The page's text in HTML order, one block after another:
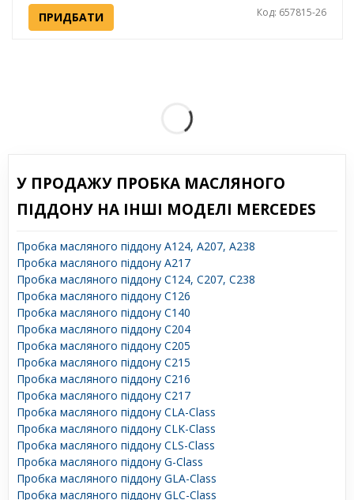
ПРИДБАТИ Код: 657815-26
У ПРОДАЖУ ПРОБКА МАСЛЯНОГО
ПІДДОНУ НА ІНШІ МОДЕЛІ MERCEDES
Пробка масляного піддону A124, A207, A238
Пробка масляного піддону A217
Пробка масляного піддону C124, C207, C238
Пробка масляного піддону C126
Пробка масляного піддону C140
Пробка масляного піддону C204
Пробка масляного піддону C205
Пробка масляного піддону C215
Пробка масляного піддону C216
Пробка масляного піддону C217
Пробка масляного піддону CLA-Class
Пробка масляного піддону CLK-Class
Пробка масляного піддону CLS-Class
Пробка масляного піддону G-Class
Пробка масляного піддону GLA-Class
Пробка масляного піддону GLC-Class